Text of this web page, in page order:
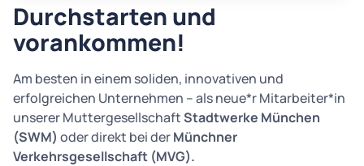
Durchstarten und
vorankommen!
Am besten in einem soliden, innovativen und
erfolgreichen Unternehmen – als neue*r Mitarbeiter*in
unserer MuttergesellschaftStadtwerke München
(SWM) oder direkt bei derMünchner
Verkehrsgesellschaft (MVG).